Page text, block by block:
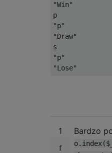
"Win"
p
"p"
"Draw"
s
"p"
1 Bardzo